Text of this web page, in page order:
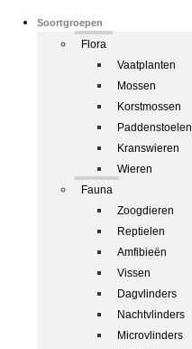
Soortgroepen
Flora
Vaatplanten
Mossen
Korstmossen
Paddenstoelen
Kranswieren
Wieren
Fauna
Zoogdieren
Reptielen
Amfibieën
Vissen
Dagvlinders
Nachtvlinders
Microvlinders